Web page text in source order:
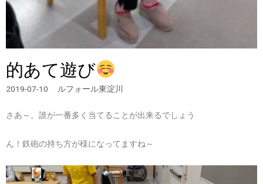
的あて遊び
2019-07-10 ルフォール東淀川
さあ～。誰が一番多く当てることが出来るでしょう
ん！鉄砲の持ち方が様になってますね～